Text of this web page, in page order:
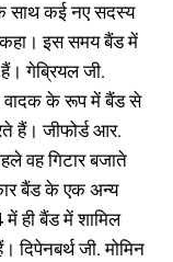
के साथ कई नए सदस्य
इस समय बैंड में
गेब्रियल जी.
वादक के रूप में बैंड से
हैं। जीफोर्ड आर.
वह गिटार बजाते
बैंड के एक अन्य
ही बैंड में शामिल
दिपेनबर्थ जी. मोमिन